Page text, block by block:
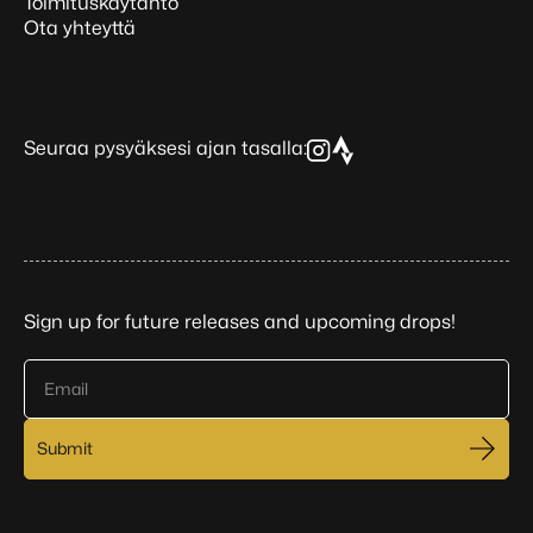
Ota yhteyttä
Seuraa pysyäksesi ajan tasalla:
Sign up for future releases and upcoming drops!
Email
Submit